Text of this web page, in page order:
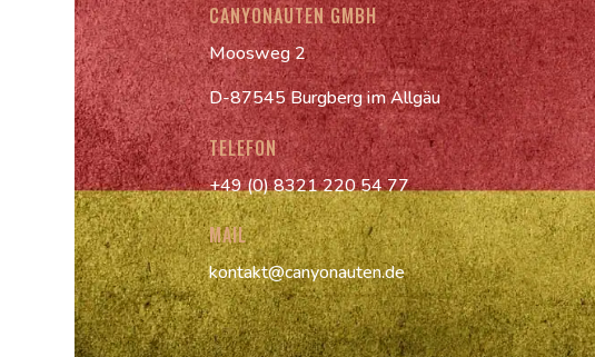
CANYONAUTEN GMBH
Moosweg 2
D-87545 Burgberg im Allgäu
TELEFON
+49 (0) 8321 220 54 77
MAIL
kontakt@canyonauten.de